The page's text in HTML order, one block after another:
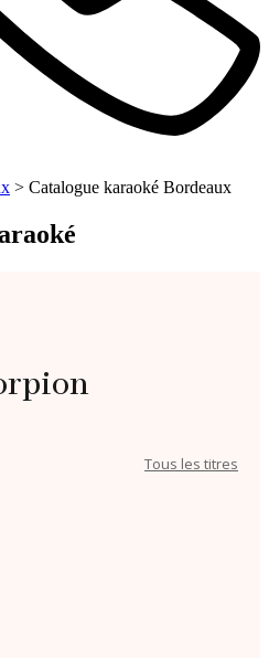
> Catalogue karaoké Bordeaux
Tous les titres